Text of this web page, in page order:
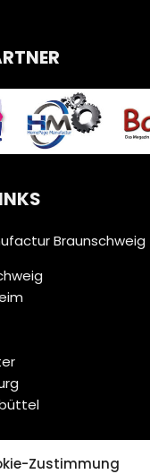
Zustimmung
Braunschweig